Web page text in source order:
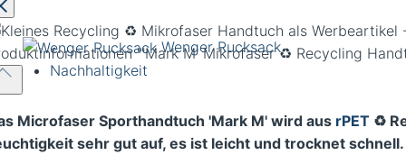
Wenger Rucksack
Nachhaltigkeit
"'Mark M' Mikrofaser ♻️ Recycling
Microfaser Sporthandtuch 'Mark M' wird aus rPET ♻️
sehr gut auf, es ist leicht und trocknet